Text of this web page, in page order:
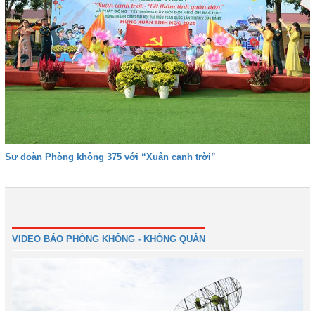
Sư đoàn Phòng không 375 với “Xuân canh trời”
VIDEO BÁO PHÒNG KHÔNG - KHÔNG QUÂN